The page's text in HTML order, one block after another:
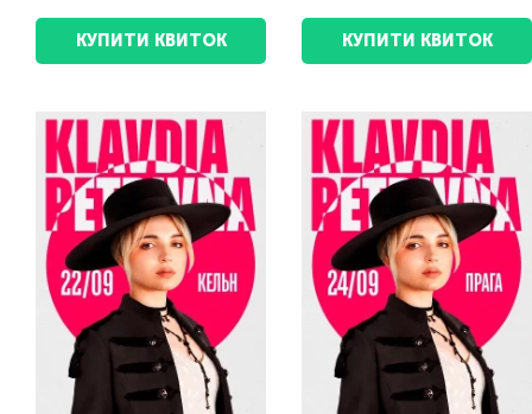
КУПИТИ КВИТОК КУПИТИ КВИТОК